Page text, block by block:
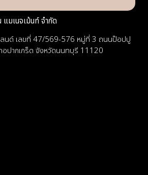
มเนจเม้นท์ จำกัด
นด์ เลขที่ 47/569-576 หมู่ที่ 3 ถนนป๊อปปู
อปากเกร็ด จังหวัดนนทบุรี 11120